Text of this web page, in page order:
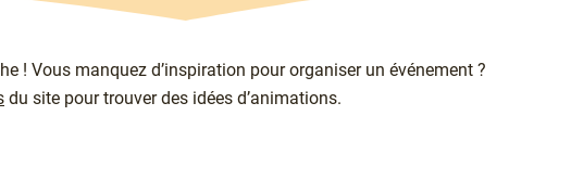
! Vous manquez d’inspiration pour organiser un événement ?
du site pour trouver des idées d’animations.